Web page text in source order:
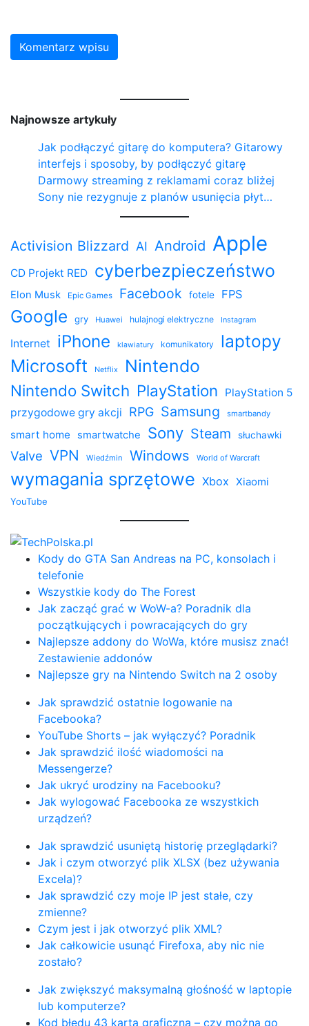
Najnowsze artykuły
Jak podłączyć gitarę do komputera? Gitarowy
interfejs i sposoby, by podłączyć gitarę
Darmowy streaming z reklamami coraz bliżej
Sony nie rezygnuje z planów usunięcia płyt…
Activision Blizzard AI Android Apple
CD Projekt RED cyberbezpieczeństwo
Elon Musk Epic Games Facebook fotele FPS
Google gry Huawei hulajnogi elektryczne Instagram
Internet iPhone klawiatury komunikatory
laptopy
Microsoft
Netflix Nintendo
Nintendo Switch PlayStation
PlayStation 5
przygodowe gry akcji
RPG Samsung smartbandy
smart home smartwatche Sony Steam słuchawki
Valve VPN Wiedźmin Windows World of Warcraft
wymagania sprzętowe Xbox Xiaomi
YouTube
Kody do GTA San Andreas na PC, konsolach i
telefonie
Wszystkie kody do The Forest
Jak zacząć grać w WoW-a? Poradnik dla
początkujących i powracających do gry
Najlepsze addony do WoWa, które musisz znać!
Zestawienie addonów
Najlepsze gry na Nintendo Switch na 2 osoby
Jak sprawdzić ostatnie logowanie na
Facebooka?
YouTube Shorts – jak wyłączyć? Poradnik
Jak sprawdzić ilość wiadomości na
Messengerze?
Jak ukryć urodziny na Facebooku?
Jak wylogować Facebooka ze wszystkich
urządzeń?
Jak sprawdzić usuniętą historię przeglądarki?
Jak i czym otworzyć plik XLSX (bez używania
Excela)?
Jak sprawdzić czy moje IP jest stałe, czy
zmienne?
Czym jest i jak otworzyć plik XML?
Jak całkowicie usunąć Firefoxa, aby nic nie
zostało?
Jak zwiększyć maksymalną głośność w laptopie
lub komputerze?
Kod błędu 43 karta graficzna – czy można go